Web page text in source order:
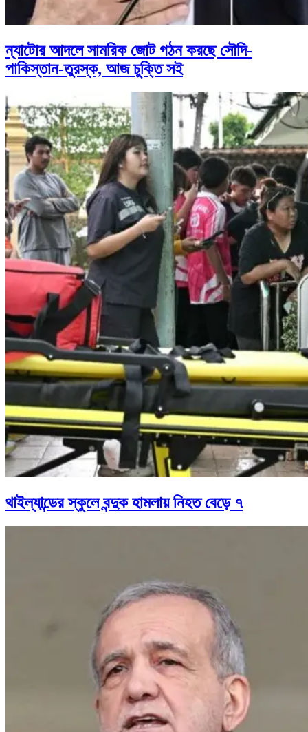
ন্যাটোর আদলে সামরিক জোট গঠন করছে সৌদি-
পাকিস্তান-তুরস্ক, আজ চুক্তি সই
থাইল্যান্ডের স্কুলে বন্দুক হামলায় নিহত বেড়ে ৭